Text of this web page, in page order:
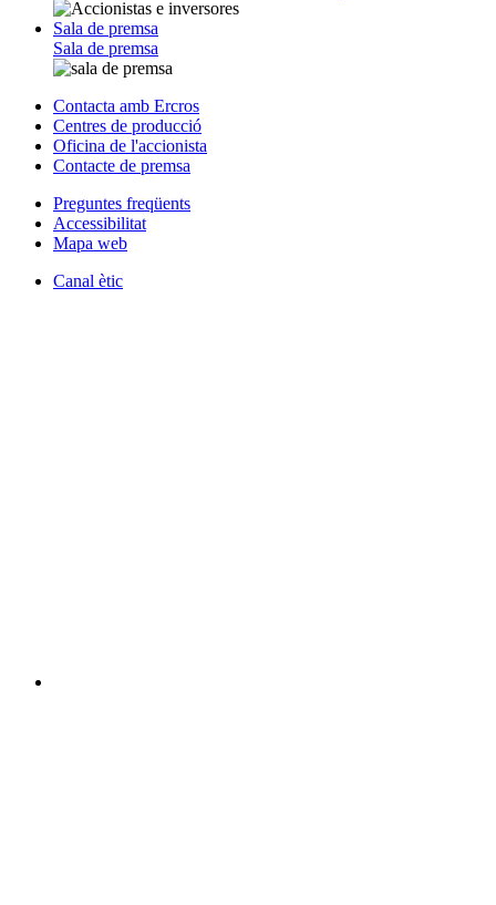
Sala de premsa
Sala de premsa
Contacta amb Ercros
Centres de producció
Oficina de l'accionista
Contacte de premsa
Preguntes freqüents
Accessibilitat
Mapa web
Canal ètic